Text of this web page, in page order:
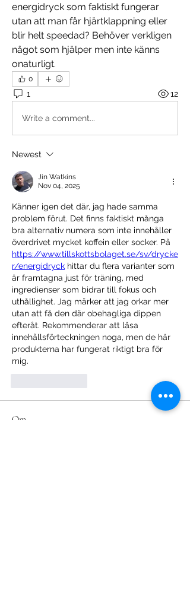
energidryck som faktiskt fungerar
utan att man får hjärtklappning eller
blir helt speedad? Behöver verkligen
något som hjälper men inte känns
onaturligt.
0
1 12
Write a comment...
Newest
Jin Watkins
Nov 04, 2025
Känner igen det där, jag hade samma
problem förut. Det finns faktiskt många
bra alternativ numera som inte innehåller
https://www.tillskottsbolaget.se/sv/drycke
r/energidryck hittar du flera varianter som
är framtagna just för träning, med
ingredienser som bidrar till fokus och
uthållighet. Jag märker att jag orkar mer
utan att få den där obehagliga dippen
efteråt. Rekommenderar att läsa
innehållsförteckningen noga, men de här
produkterna har fungerat riktigt bra för
mig.
Om